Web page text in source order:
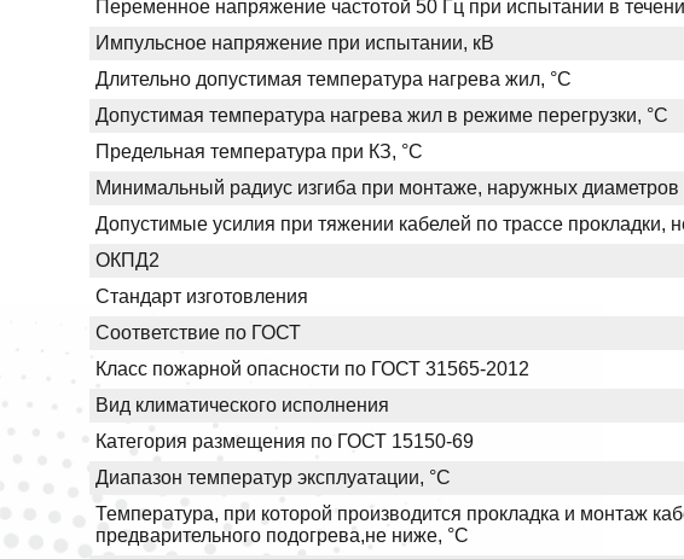
Переменное напряжение частотой 50 Гц при испытании в
Импульсное напряжение при испытании, кВ
Длительно допустимая температура нагрева жил, °С
Допустимая температура нагрева жил в режиме перегрузки, °С
Предельная температура при КЗ, °С
Минимальный радиус изгиба при монтаже, наружных диаметров
Допустимые усилия при тяжении кабелей по трассе прокладки,
ОКПД2
Стандарт изготовления
Соответствие по ГОСТ
Класс пожарной опасности по ГОСТ 31565-2012
Вид климатического исполнения
Категория размещения по ГОСТ 15150-69
Диапазон температур эксплуатации, °С
Температура, при которой производится прокладка и монтаж
предварительного подогрева,не ниже, °С